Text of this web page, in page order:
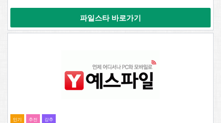
파일스타 바로가기
인기 추전 강추